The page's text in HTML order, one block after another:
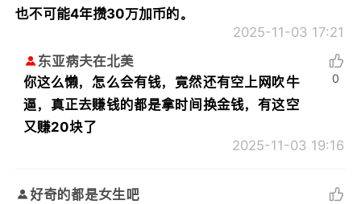
也不可能4年攒30万加币的。
2025-11-03 17:21
东亚病夫在北美
你这么懒，怎么会有钱，竟然还有空上网吹牛
逼，真正去赚钱的都是拿时间换金钱，有这空
又赚20块了
2025-11-03 19:16
0
好奇的都是女生吧